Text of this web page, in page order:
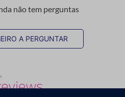
não tem perguntas
A PERGUNTAR